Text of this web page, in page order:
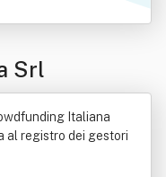
Srl
Italiana
al registro dei gestori